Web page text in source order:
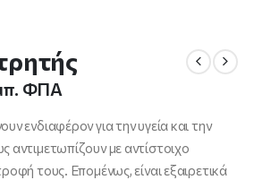
€.
ΦΠΑ
ενδιαφέρον για την υγεία και την
αντιμετωπίζουν με αντίστοιχο
τους. Επομένως, είναι εξαιρετικά